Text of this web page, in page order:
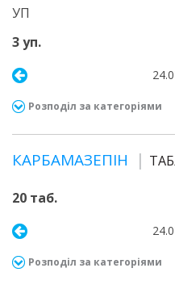
УП
3 уп.
Розподіл за категоріями
КАРБАМАЗЕПІН
20 таб.
Розподіл за категоріями